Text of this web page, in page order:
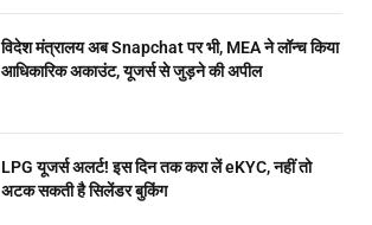
विदेश मंत्रालय अब Snapchat पर भी, MEA ने लॉन्च किया
आधिकारिक अकाउंट, यूजर्स से जुड़ने की अपील
LPG यूजर्स अलर्ट! इस दिन तक करा लें eKYC, नहीं तो
अटक सकती है सिलेंडर बुकिंग